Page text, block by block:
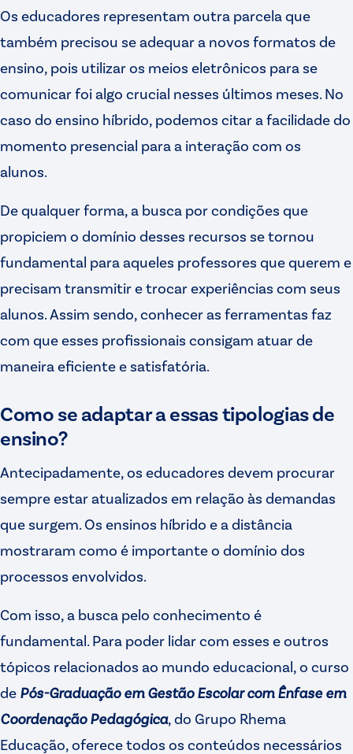
Os educadores representam outra parcela que
também precisou se adequar a novos formatos de
ensino, pois utilizar os meios eletrônicos para se
comunicar foi algo crucial nesses últimos meses. No
caso do ensino híbrido, podemos citar a facilidade do
momento presencial para a interação com os
alunos.
De qualquer forma, a busca por condições que
propiciem o domínio desses recursos se tornou
fundamental para aqueles professores que querem e
precisam transmitir e trocar experiências com seus
alunos. Assim sendo, conhecer as ferramentas faz
com que esses profissionais consigam atuar de
maneira eficiente e satisfatória.
Como se adaptar a essas tipologias de
ensino?
Antecipadamente, os educadores devem procurar
sempre estar atualizados em relação às demandas
que surgem. Os ensinos híbrido e a distância
mostraram como é importante o domínio dos
processos envolvidos.
Com isso, a busca pelo conhecimento é
fundamental. Para poder lidar com esses e outros
tópicos relacionados ao mundo educacional, o curso
de Pós-Graduação em Gestão Escolar com Ênfase em
Coordenação Pedagógica, do Grupo Rhema
Educação, oferece todos os conteúdos necessários